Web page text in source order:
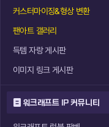
커스터마이징&형상 변환
팬아트 갤러리
득템 자랑 게시판
이미지 링크 게시판
워크래프트 IP 커뮤니티